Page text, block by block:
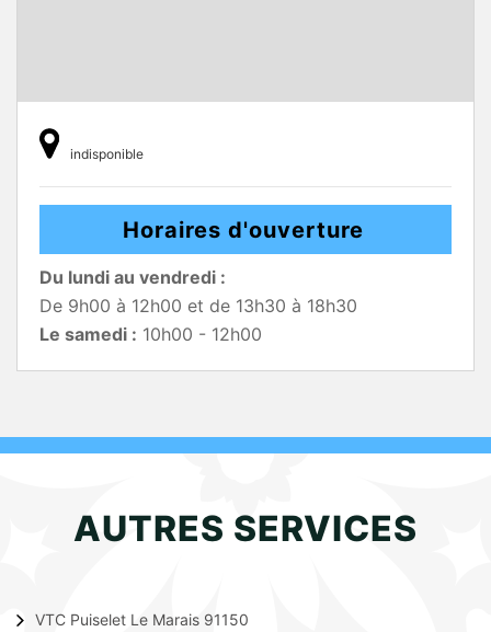
indisponible
Horaires d'ouverture
Du lundi au vendredi :
De 9h00 à 12h00 et de 13h30 à 18h30
Le samedi : 10h00 - 12h00
AUTRES SERVICES
VTC Puiselet Le Marais 91150